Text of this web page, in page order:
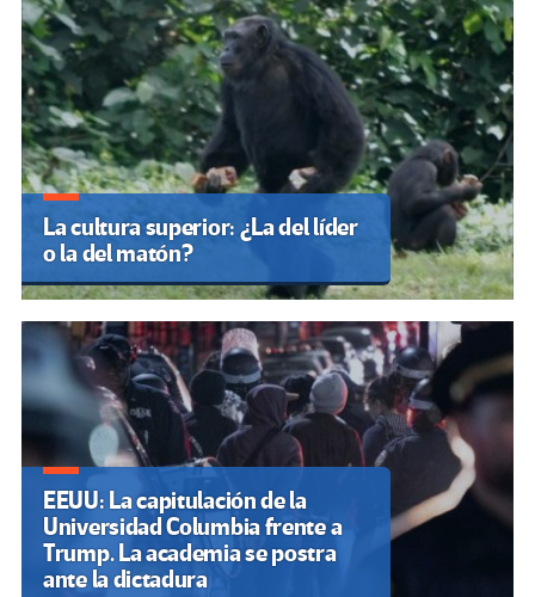
La cultura superior: ¿La del líder
o la del matón?
EEUU: La capitulación de la
Universidad Columbia frente a
Trump. La academia se postra
ante la dictadura